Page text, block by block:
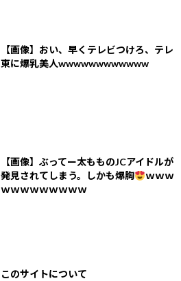
【画像】おい、早くテレビつけろ、テレ
東に爆乳美人wwwwwwwwwwww
【画像】ぶってー太もものJCアイドルが
発見されてしまう。しかも爆胸
ｗｗｗ
ｗｗｗｗｗｗｗｗｗ
このサイトについて